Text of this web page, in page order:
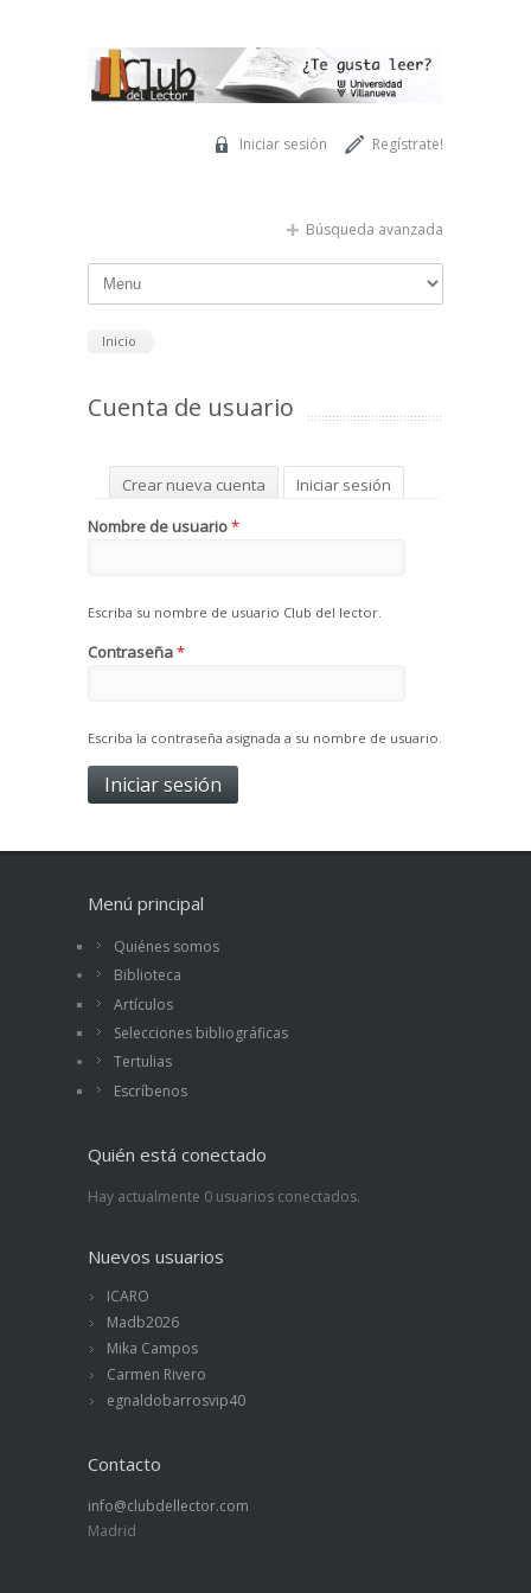
Regístrate!
Iniciar sesión
Búsqueda avanzada
Inicio
Cuenta de usuario
Solapas principales
Crear nueva cuenta Iniciar sesión
Solicitar una nueva contraseña
Nombre de usuario*
Escriba su nombre de usuario Club del lector.
Contraseña*
Escriba la contraseña asignada a su nombre de usuario.
Menú principal
Quiénes somos
Biblioteca
Artículos
Selecciones bibliográficas
Tertulias
Escríbenos
Quién está conectado
Hay actualmente 0 usuarios conectados.
Nuevos usuarios
ICARO
Madb2026
Mika Campos
Carmen Rivero
egnaldobarrosvip40
Contacto
info@clubdellector.com
Madrid